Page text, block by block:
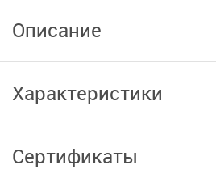
Описание
Характеристики
Сертификаты